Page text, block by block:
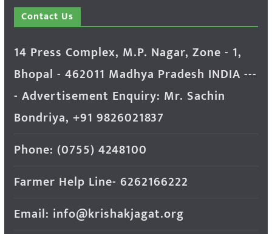
Contact Us
14 Press Complex, M.P. Nagar, Zone - 1,
Bhopal - 462011 Madhya Pradesh INDIA ---
- Advertisement Enquiry: Mr. Sachin
Bondriya, +91 9826021837
Phone: (0755) 4248100
Farmer Help Line- 6262166222
Email: info@krishakjagat.org